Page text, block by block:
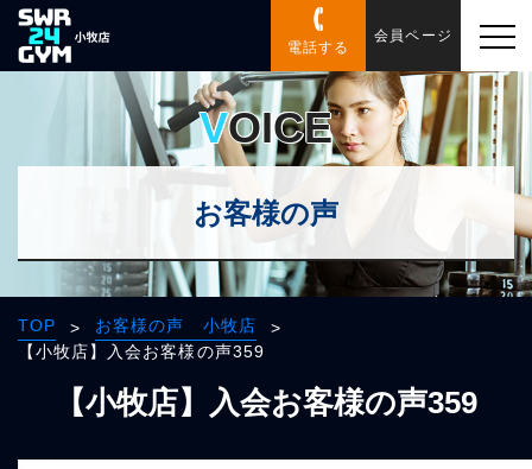
電話する
会員ページ
VOICE
お客様の声
TOP > お客様の声 小牧店
>
【小牧店】入会お客様の声359
【小牧店】入会お客様の声359